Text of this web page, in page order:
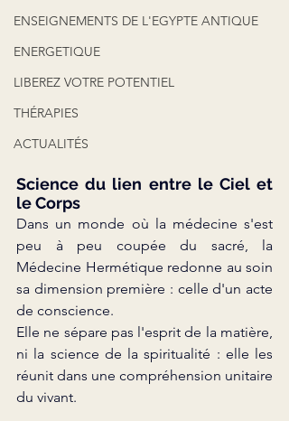
ENSEIGNEMENTS DE L'EGYPTE ANTIQUE
ENERGETIQUE
LIBEREZ VOTRE POTENTIEL
THÉRAPIES
ACTUALITÉS
Science du lien entre le Ciel et
le Corps
Dans un monde où la médecine s'est
peu à peu coupée du sacré, la
Médecine Hermétique redonne au soin
sa dimension première : celle d'un acte
de conscience.
Elle ne sépare pas l'esprit de la matière,
ni la science de la spiritualité : elle les
réunit dans une compréhension unitaire
du vivant.